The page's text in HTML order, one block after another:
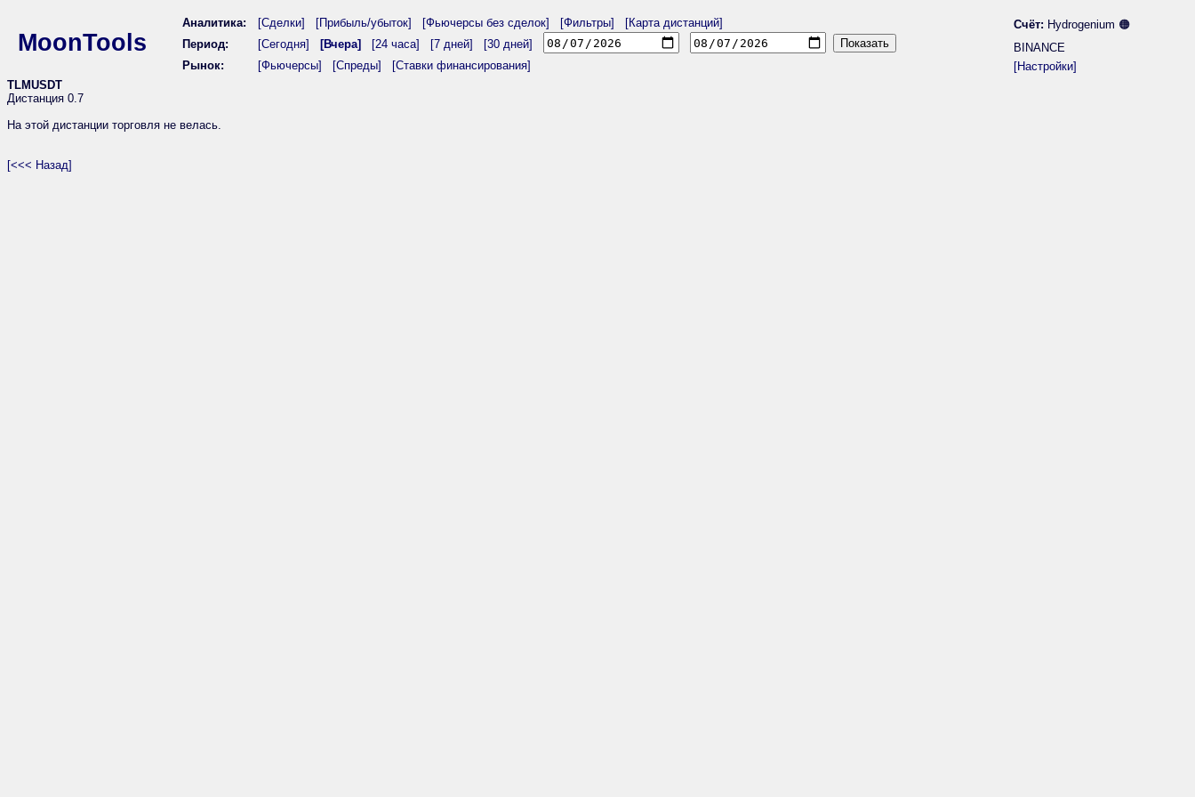
MoonTools
Аналитика: [Сделки] [Прибыль/убыток] [Фьючерсы без сделок] [Фильтры]
[Карта дистанций]
Период:
[Сегодня] [Вчера] [24 часа] [7 дней]
[30 дней]
Рынок:
[Фьючерсы] [Спреды] [Ставки финансирования]
Счёт: Hydrogenium 🟠
BINANCE
[Настройки]
TLMUSDT
Дистанция 0.7
На этой дистанции торговля не велась.
[<<< Назад]